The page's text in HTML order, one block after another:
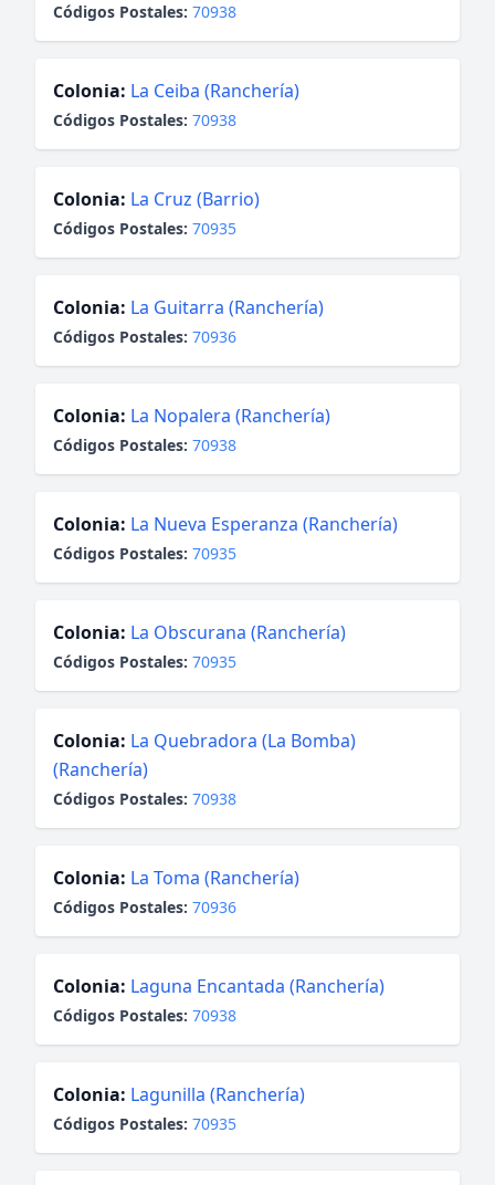
Códigos Postales: 70938
Colonia: La Ceiba (Ranchería)
Códigos Postales: 70938
Colonia: La Cruz (Barrio)
Códigos Postales: 70935
Colonia: La Guitarra (Ranchería)
Códigos Postales: 70936
Colonia: La Nopalera (Ranchería)
Códigos Postales: 70938
Colonia: La Nueva Esperanza (Ranchería)
Códigos Postales: 70935
Colonia: La Obscurana (Ranchería)
Códigos Postales: 70935
Colonia: La Quebradora (La Bomba)
(Ranchería)
Códigos Postales: 70938
Colonia: La Toma (Ranchería)
Códigos Postales: 70936
Colonia: Laguna Encantada (Ranchería)
Códigos Postales: 70938
Colonia: Lagunilla (Ranchería)
Códigos Postales: 70935